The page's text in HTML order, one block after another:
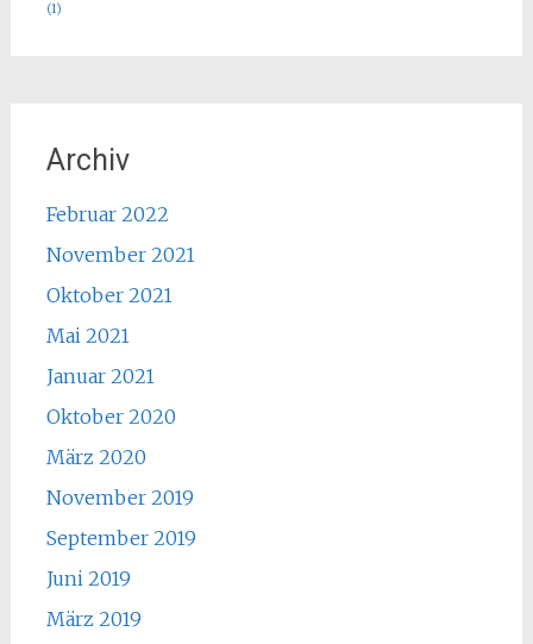
(1)
Archiv
Februar 2022
November 2021
Oktober 2021
Mai 2021
Januar 2021
Oktober 2020
März 2020
November 2019
September 2019
Juni 2019
März 2019